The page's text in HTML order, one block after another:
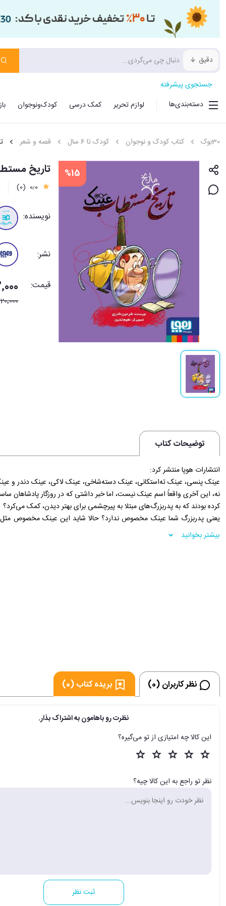
دقیق
جستجوی پیشرفته
دسته‌بندی‌ها
لوازم تحریر کمک درسی کودک‌ونوجوان
30بوک کتاب کودک و نوجوان کودک تا 6 سال قصه و شعر
%15 تاریخ مستطاب
0٫0 (0)
نویسنده:
نشر:
قیمت:
توضیحات کتاب
انتشارات هوپا منتشر کرد:
عینک پنسی، عینک ته‌استکانی، عینک دسته‌شاخی، عینک لاکی، عینک دندر و
کرده بودند که به پدربزرگ‌های مبتلا به پیرچشمی برای بهتر دیدن، کمک می‌کرد؟
یعنی پدربزرگ شما عینک مخصوص ندارد؟ حالا شاید این عینک مخصوص
عجیب‌وغریب نباشد، اما بالاخره حتماً برای خودش عینک مهمی است.
اصلاً خیلی از آدم‌های مهم ایران عینکی بوده اند. نگو که عینک تیره‌ی عباس
بیشتر بخوانید
نظر کاربران (0) بریده کتاب (0)
نظرت رو باهامون به اشتراک بذار.
این کالا چه امتیازی از تو می‌گیره؟
نظر تو راجع به این کالا چیه؟
ثبت نظر